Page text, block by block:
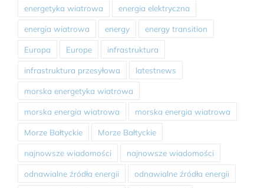
energetyka wiatrowa energia elektryczna
energia wiatrowa energy energy transition
Europa Europe infrastruktura
infrastruktura przesyłowa latestnews
morska energetyka wiatrowa
morska energia wiatrowa morska energia wiatrowa
Morze Bałtyckie Morze Bałtyckie
najnowsze wiadomości najnowsze wiadomości
odnawialne źródła energii odnawialne źródła energii